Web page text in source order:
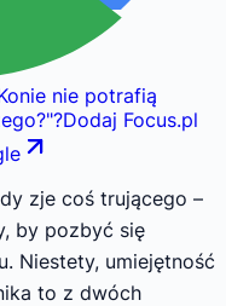
nie potrafią
"?Dodaj Focus.pl
zje coś trującego –
by pozbyć się
Niestety, umiejętność
to z dwóch